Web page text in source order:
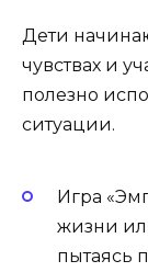
Дети
чувствах и
полезно
ситуации.
Игра
жизни
пытаясь